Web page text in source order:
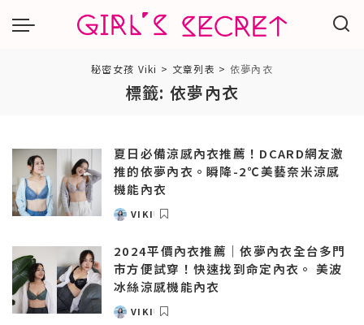
秘密女孩 Viki > 文章列表 > 依夢內衣
標籤: 依夢內衣
夏日必備涼感內衣推薦！DCARD網友激
推的依夢內衣。瞬降-2℃美藝奈米涼感
機能內衣
POSTED
VIKI
2024平價內衣推薦｜依夢內衣全台多門
市方便試穿！快速找到命定內衣。 美波
冰絲涼感機能內衣
POSTED
VIKI